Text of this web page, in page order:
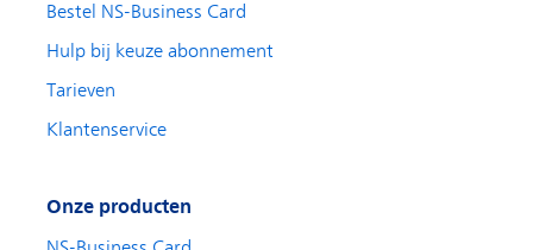
Bestel NS-Business Card
Hulp bij keuze abonnement
Tarieven
Klantenservice
Onze producten